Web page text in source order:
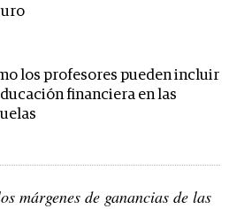
los profesores pueden incluir
financiera en las
márgenes de ganancias de las